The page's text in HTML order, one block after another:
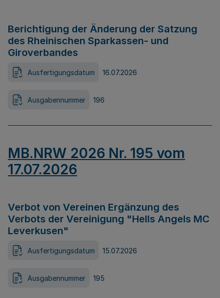
Berichtigung der Änderung der Satzung
des Rheinischen Sparkassen- und
Giroverbandes
Ausfertigungsdatum 16.07.2026
Ausgabennummer 196
MB.NRW 2026 Nr. 195 vom
17.07.2026
Verbot von Vereinen Ergänzung des
Verbots der Vereinigung "Hells Angels MC
Leverkusen"
Ausfertigungsdatum 15.07.2026
Ausgabennummer 195